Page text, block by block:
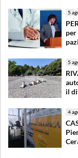
5
5
il
4